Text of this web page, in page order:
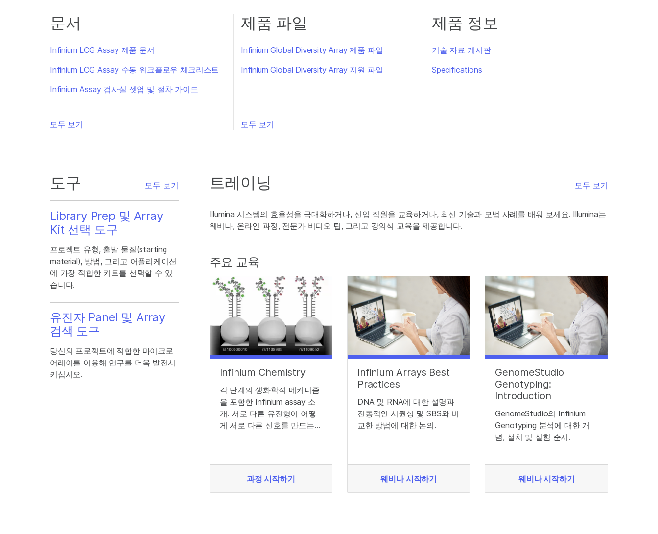
문서
Infinium LCG Assay 제품 문서
Infinium LCG Assay 수동 워크플로우 체크리스트
Infinium Assay 검사실 셋업 및 절차 가이드
모두 보기
제품 파일
Infinium Global Diversity Array 제품 파일
Infinium Global Diversity Array 지원 파일
모두 보기
제품 정보
기술 자료 게시판
Specifications
도구 모두 보기
Library Prep 및 Array
Kit 선택 도구
프로젝트 유형, 출발 물질(starting
material), 방법, 그리고 어플리케이션
에 가장 적합한 키트를 선택할 수 있
습니다.
유전자 Panel 및 Array
검색 도구
당신의 프로젝트에 적합한 마이크로
어레이를 이용해 연구를 더욱 발전시
키십시오.
트레이닝 모두 보기
Illumina 시스템의 효율성을 극대화하거나, 신입 직원을 교육하거나, 최신 기술과 모범 사례를 배워 보세요. Illumina는
웨비나, 온라인 과정, 전문가 비디오 팁, 그리고 강의식 교육을 제공합니다.
주요 교육
Infinium Chemistry
각 단계의 생화학적 메커니즘
을 포함한 Infinium assay 소
개. 서로 다른 유전형이 어떻
게 서로 다른 신호를 만드는지
과정 시작하기
Infinium Arrays Best
Practices
DNA 및 RNA에 대한 설명과
전통적인 시퀀싱 및 SBS와 비
교한 방법에 대한 논의.
웨비나 시작하기
GenomeStudio
Genotyping:
Introduction
GenomeStudio의 Infinium
Genotyping 분석에 대한 개
념, 설치 및 실험 순서.
웨비나 시작하기